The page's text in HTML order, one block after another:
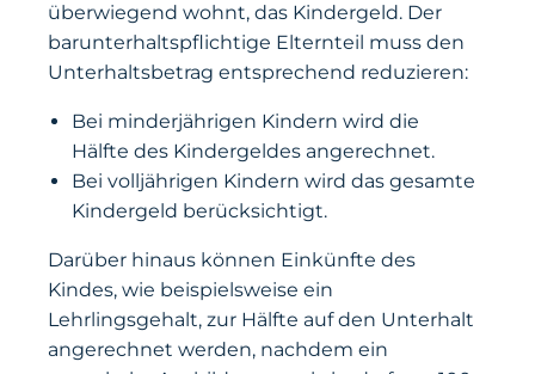
überwiegend wohnt, das Kindergeld. Der
barunterhaltspflichtige Elternteil muss den
Unterhaltsbetrag entsprechend reduzieren:
Bei minderjährigen Kindern wird die
Hälfte des Kindergeldes angerechnet.
Bei volljährigen Kindern wird das gesamte
Kindergeld berücksichtigt.
Darüber hinaus können Einkünfte des
Kindes, wie beispielsweise ein
Lehrlingsgehalt, zur Hälfte auf den Unterhalt
angerechnet werden, nachdem ein